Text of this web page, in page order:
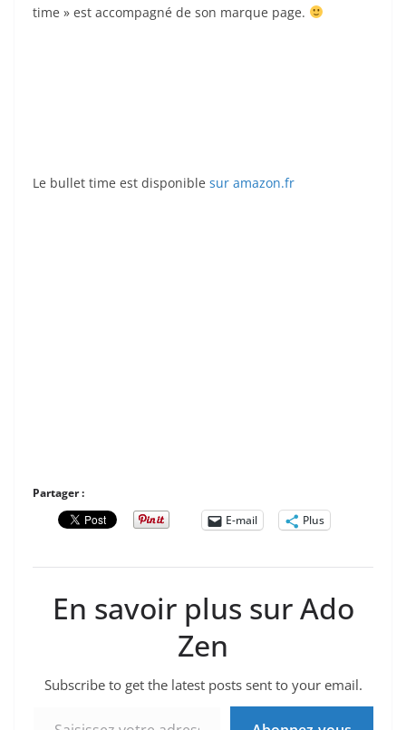
time » est accompagné de son marque page.
Le bullet time est disponible sur amazon.fr
Partager :
E-mail
Plus
En savoir plus sur Ado
Zen
Subscribe to get the latest posts sent to your email.